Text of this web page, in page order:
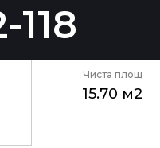
118
Чиста площ
15.70 м2